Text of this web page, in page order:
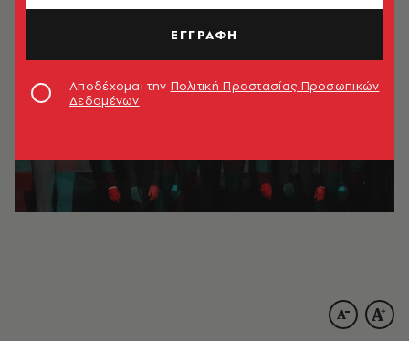
ΕΓΓΡΑΦΗ
Αποδέχομαι την Πολιτική Προστασίας Προσωπικών
Δεδομένων